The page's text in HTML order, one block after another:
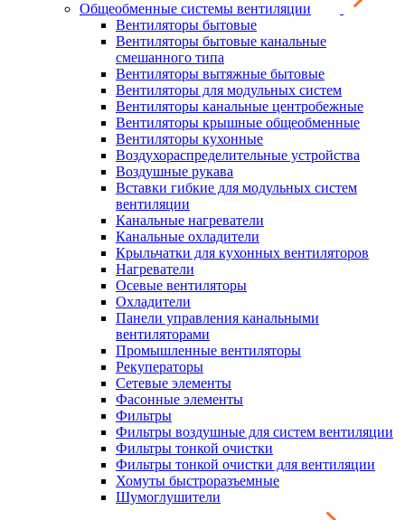
Общеобменные системы вентиляции
Вентиляторы бытовые
Вентиляторы бытовые канальные
смешанного типа
Вентиляторы вытяжные бытовые
Вентиляторы для модульных систем
Вентиляторы канальные центробежные
Вентиляторы крышные общеобменные
Вентиляторы кухонные
Воздухораспределительные устройства
Воздушные рукава
Вставки гибкие для модульных систем
вентиляции
Канальные нагреватели
Канальные охладители
Крыльчатки для кухонных вентиляторов
Нагреватели
Осевые вентиляторы
Охладители
Панели управления канальными
вентиляторами
Промышленные вентиляторы
Рекуператоры
Сетевые элементы
Фасонные элементы
Фильтры
Фильтры воздушные для систем вентиляции
Фильтры тонкой очистки
Фильтры тонкой очистки для вентиляции
Хомуты быстроразъемные
Шумоглушители